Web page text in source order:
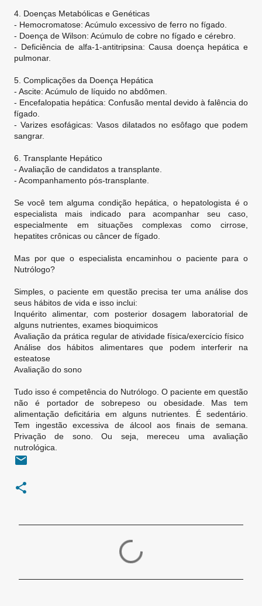
4. Doenças Metabólicas e Genéticas
- Hemocromatose: Acúmulo excessivo de ferro no fígado.
- Doença de Wilson: Acúmulo de cobre no fígado e cérebro.
- Deficiência de alfa-1-antitripsina: Causa doença hepática e
pulmonar.
5. Complicações da Doença Hepática
- Ascite: Acúmulo de líquido no abdômen.
- Encefalopatia hepática: Confusão mental devido à falência do
fígado.
- Varizes esofágicas: Vasos dilatados no esôfago que podem
sangrar.
6. Transplante Hepático
- Avaliação de candidatos a transplante.
- Acompanhamento pós-transplante.
Se você tem alguma condição hepática, o hepatologista é o
especialista mais indicado para acompanhar seu caso,
especialmente em situações complexas como cirrose,
hepatites crônicas ou câncer de fígado.
Mas por que o especialista encaminhou o paciente para o
Nutrólogo?
Simples, o paciente em questão precisa ter uma análise dos
seus hábitos de vida e isso inclui:
Inquérito alimentar, com posterior dosagem laboratorial de
alguns nutrientes, exames bioquimicos
Avaliação da prática regular de atividade física/exercício físico
Análise dos hábitos alimentares que podem interferir na
esteatose
Avaliação do sono
Tudo isso é competência do Nutrólogo. O paciente em questão
não é portador de sobrepeso ou obesidade. Mas tem
alimentação deficitária em alguns nutrientes. É sedentário.
Tem ingestão excessiva de álcool aos finais de semana.
Privação de sono. Ou seja, mereceu uma avaliação
nutrológica.